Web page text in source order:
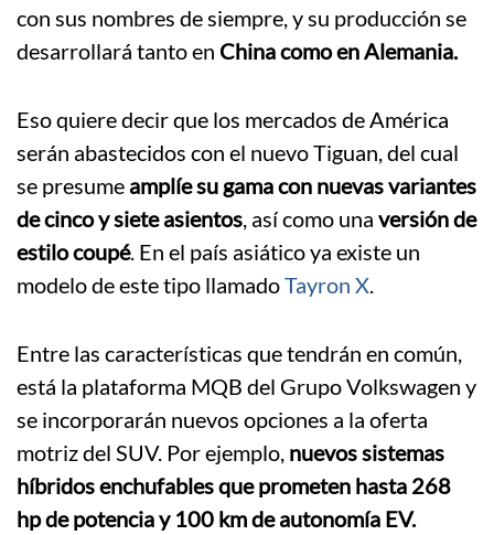
con sus nombres de siempre, y su producción se
desarrollará tanto en China como en Alemania.
Eso quiere decir que los mercados de América
serán abastecidos con el nuevo Tiguan, del cual
se presume amplíe su gama con nuevas variantes
de cinco y siete asientos, así como una versión de
estilo coupé. En el país asiático ya existe un
modelo de este tipo llamadoTayron X.
Entre las características que tendrán en común,
está la plataforma MQB del Grupo Volkswagen y
se incorporarán nuevos opciones a la oferta
motriz del SUV. Por ejemplo, nuevos sistemas
híbridos enchufables que prometen hasta 268
hp de potencia y 100 km de autonomía EV.